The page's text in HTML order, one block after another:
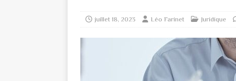
juillet 18, 2023 Léo Farinet Juridique